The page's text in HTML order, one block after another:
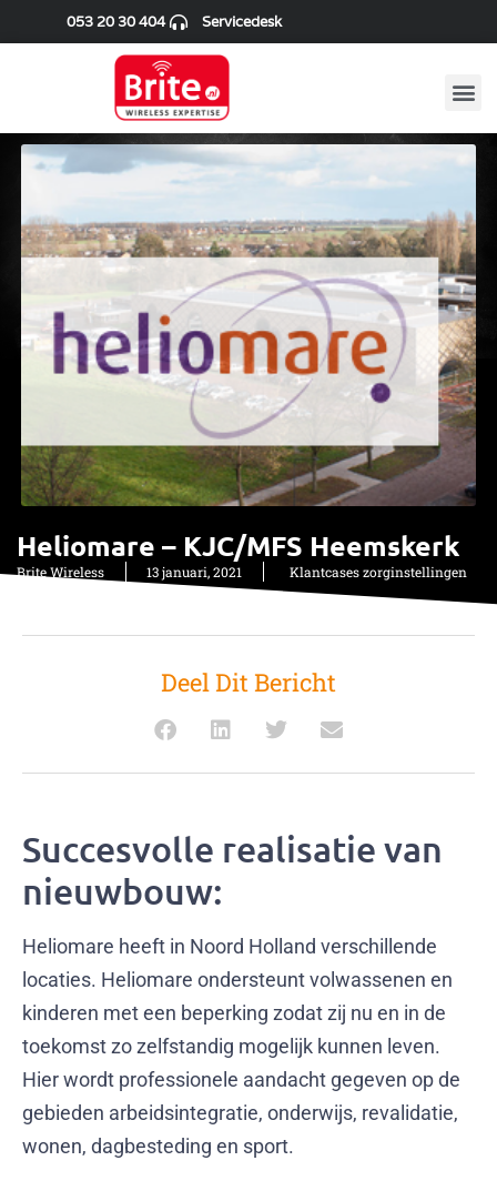
053 20 30 404 Servicedesk
Heliomare – KJC/MFS Heemskerk
Brite Wireless 13 januari, 2021 Klantcases zorginstellingen
Deel Dit Bericht
Succesvolle realisatie van
nieuwbouw:
Heliomare heeft in Noord Holland verschillende
locaties. Heliomare ondersteunt volwassenen en
kinderen met een beperking zodat zij nu en in de
toekomst zo zelfstandig mogelijk kunnen leven.
Hier wordt professionele aandacht gegeven op de
gebieden arbeidsintegratie, onderwijs, revalidatie,
wonen, dagbesteding en sport.